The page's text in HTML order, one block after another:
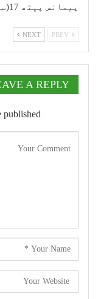
پیمانس پیٹھ 17(سدہن)…
NEXT
A REPLY